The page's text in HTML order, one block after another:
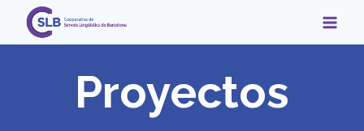
Saltar
Proyectos